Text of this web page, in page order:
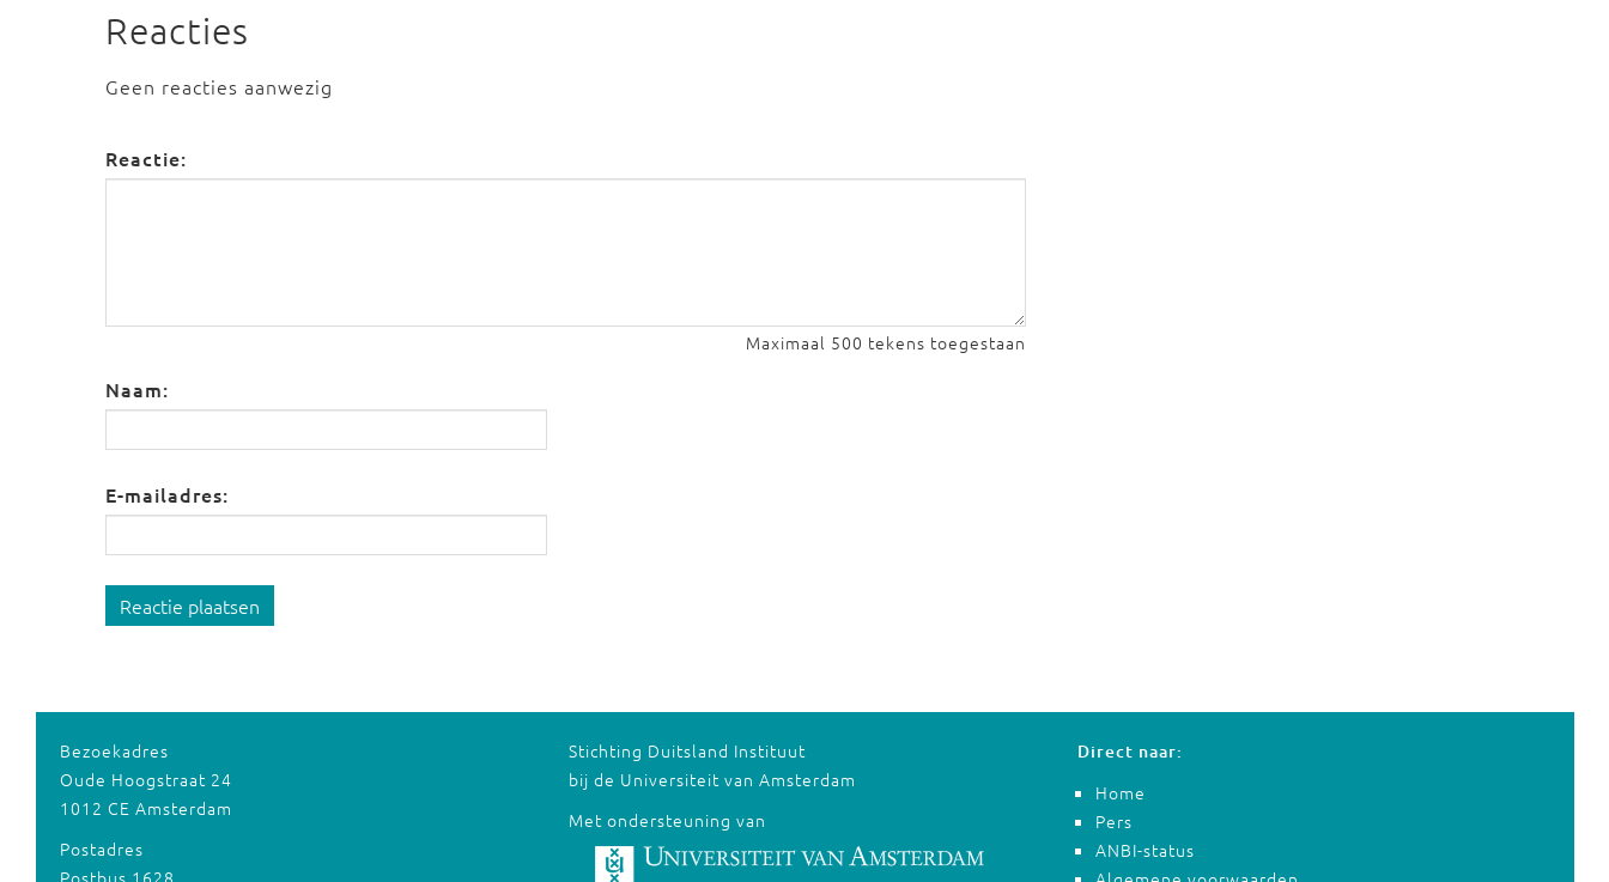
Reacties
Geen reacties aanwezig
Reactie:
Maximaal 500 tekens toegestaan
Naam:
E-mailadres:
Reactie plaatsen
Bezoekadres
Oude Hoogstraat 24
1012 CE Amsterdam
Postadres
Postbus 1628
Stichting Duitsland Instituut
bij de Universiteit van Amsterdam
Met ondersteuning van
Direct naar:
Home
Pers
ANBI-status